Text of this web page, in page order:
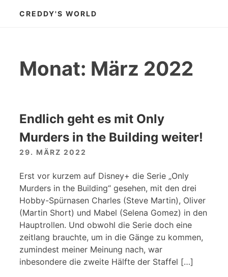
InhaltCREDDY'S WORLD
Monat: März 2022
Endlich geht es mit Only
Murders in the Building weiter!
29. MÄRZ 2022
Erst vor kurzem auf Disney+ die Serie „Only
Murders in the Building“ gesehen, mit den drei
Hobby-Spürnasen Charles (Steve Martin), Oliver
(Martin Short) und Mabel (Selena Gomez) in den
Hauptrollen. Und obwohl die Serie doch eine
zeitlang brauchte, um in die Gänge zu kommen,
zumindest meiner Meinung nach, war
inbesondere die zweite Hälfte der Staffel […]